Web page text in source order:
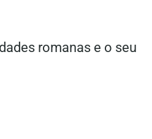
romanas e o seu